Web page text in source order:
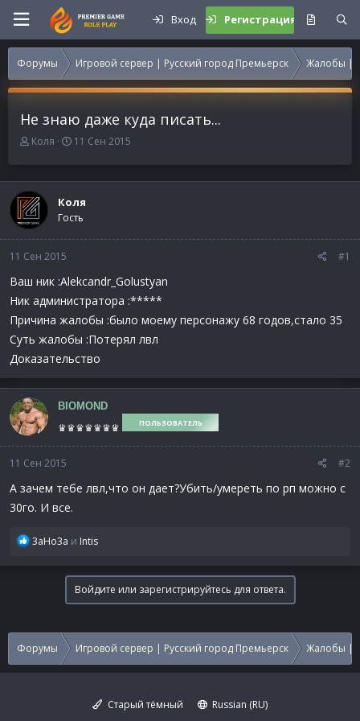
Вход Регистрация
Форумы Игровой сервер | Русский город Премьерск Жалобы |
Не знаю даже куда писать...
А
т
о
р
т
е
м
ы
Коля
Д
т
а
н
а
а
11 Сен 2015
Коля
Гость
11 Сен 2015 #1
Ваш ник :Alekcandr_Golustyan
Ник администратора :*****
Причина жалобы :было моему персонажу 68 годов,стало 35
Суть жалобы :Потерял лвл
Доказательство
BIOMOND
♛♛♛♛♛♛♛ ПОЛЬЗОВАТЕЛЬ
11 Сен 2015 #2
А зачем тебе лвл,что он дает?Убить/умереть по рп можно с
30го. И все.
Р
а
3аНо3а и Intis
Войдите или зарегистрируйтесь для ответа.
Форумы Игровой сервер | Русский город Премьерск Жалобы |
Старый тёмный Russian (RU)